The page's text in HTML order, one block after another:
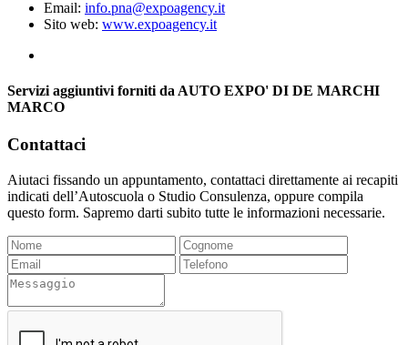
Email: info.pna@expoagency.it
Sito web: www.expoagency.it
Servizi aggiuntivi forniti da AUTO EXPO' DI DE MARCHI
MARCO
Contattaci
Aiutaci fissando un appuntamento, contattaci direttamente ai recapiti
indicati dell’Autoscuola o Studio Consulenza, oppure compila
questo form. Sapremo darti subito tutte le informazioni necessarie.